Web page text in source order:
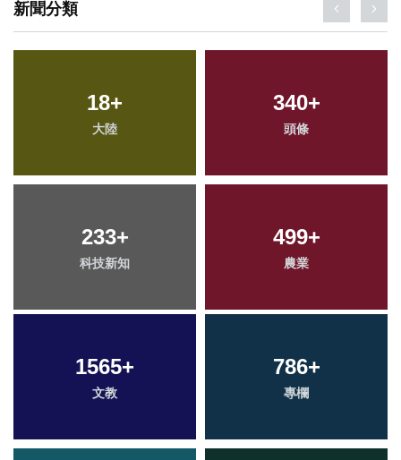
新聞分類
18+
大陸
340+
頭條
233+
科技新知
499+
農業
1565+
文教
786+
專欄